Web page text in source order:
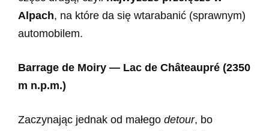
Alpach, na które da się wtarabanić (sprawnym)
automobilem.
Barrage de Moiry — Lac de Châteaupré (2350
m n.p.m.)
Zaczynając jednak od małego detour, bo